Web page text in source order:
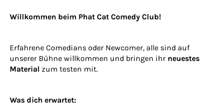
Willkommen beim Phat Cat Comedy Club!
Erfahrene Comedians oder Newcomer, alle sind auf
unserer Bühne willkommen und bringen ihr neuestes
Material zum testen mit.
Was dich erwartet: